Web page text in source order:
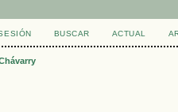
BUSCAR ACTUAL